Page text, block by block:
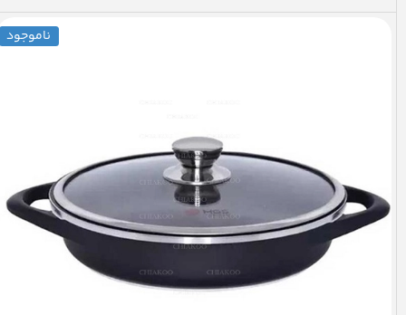
ناموجود